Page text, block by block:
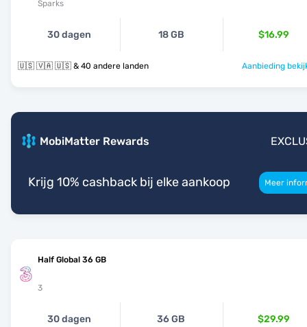
Sparks
30 dagen 18 GB $16.99
🇺🇸 🇻🇦 🇺🇸 & 40 andere landen Aanbieding
MobiMatter Rewards
Krijg 10% cashback bij elke aankoop Meer
Half Global 36 GB
3
30 dagen 36 GB $29.99